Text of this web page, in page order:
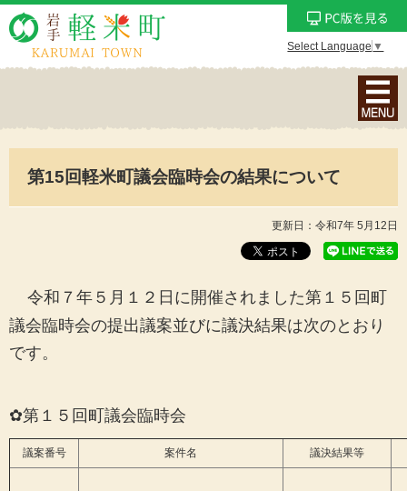
Select Language ▼
ナ
ビ
ン
メ
ュ
を
第15回軽米町議会臨時会の結果について
更新日：令和7年 5月12日
令和７年５ 月１２日に開催されました第１５回町
議会臨時会の提出議案並びに議決結果は次のとおり
です。
✿第１５回町議会臨時会
議案番号 案件名 議決結果等